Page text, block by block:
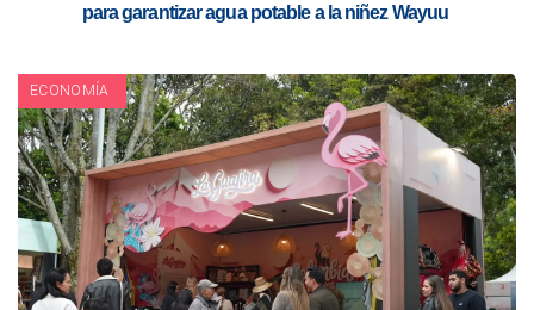
para garantizar agua potable a la niñez Wayuu
ECONOMÍA